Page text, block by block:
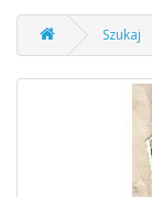
Szukaj